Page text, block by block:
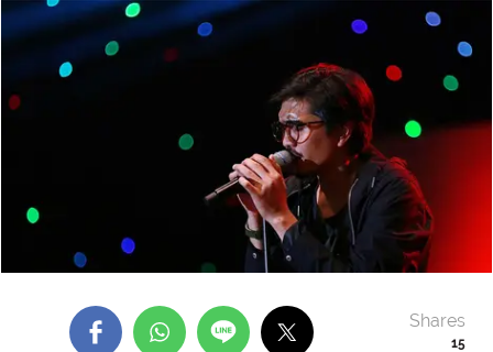
15
Shares